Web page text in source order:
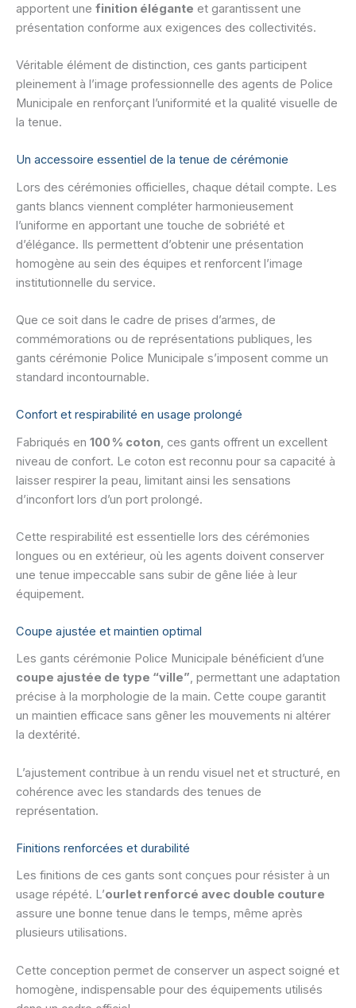
apportent une finition élégante et garantissent une
présentation conforme aux exigences des collectivités.
Véritable élément de distinction, ces gants participent
pleinement à l’image professionnelle des agents de Police
Municipale en renforçant l’uniformité et la qualité visuelle de
la tenue.
Un accessoire essentiel de la tenue de cérémonie
Lors des cérémonies officielles, chaque détail compte. Les
gants blancs viennent compléter harmonieusement
l’uniforme en apportant une touche de sobriété et
d’élégance. Ils permettent d’obtenir une présentation
homogène au sein des équipes et renforcent l’image
institutionnelle du service.
Que ce soit dans le cadre de prises d’armes, de
commémorations ou de représentations publiques, les
gants cérémonie Police Municipale s’imposent comme un
standard incontournable.
Confort et respirabilité en usage prolongé
Fabriqués en 100 % coton , ces gants offrent un excellent
niveau de confort. Le coton est reconnu pour sa capacité à
laisser respirer la peau, limitant ainsi les sensations
d’inconfort lors d’un port prolongé.
Cette respirabilité est essentielle lors des cérémonies
longues ou en extérieur, où les agents doivent conserver
une tenue impeccable sans subir de gêne liée à leur
équipement.
Coupe ajustée et maintien optimal
Les gants cérémonie Police Municipale bénéficient d’une
coupe ajustée de type “ville”, permettant une adaptation
précise à la morphologie de la main. Cette coupe garantit
un maintien efficace sans gêner les mouvements ni altérer
la dextérité.
L’ajustement contribue à un rendu visuel net et structuré, en
cohérence avec les standards des tenues de
représentation.
Finitions renforcées et durabilité
Les finitions de ces gants sont conçues pour résister à un
usage répété. L’ourlet renforcé avec double couture
assure une bonne tenue dans le temps, même après
plusieurs utilisations.
Cette conception permet de conserver un aspect soigné et
homogène, indispensable pour des équipements utilisés